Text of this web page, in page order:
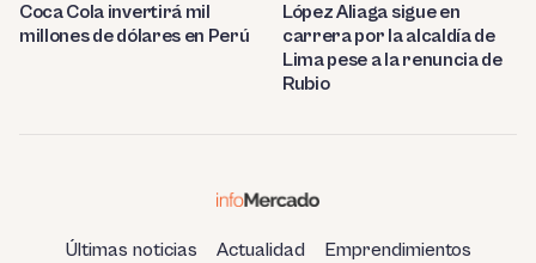
Coca Cola invertirá mil
millones de dólares en Perú
López Aliaga sigue en
carrera por la alcaldía de
Lima pese a la renuncia de
Rubio
Últimas noticias Actualidad Emprendimientos